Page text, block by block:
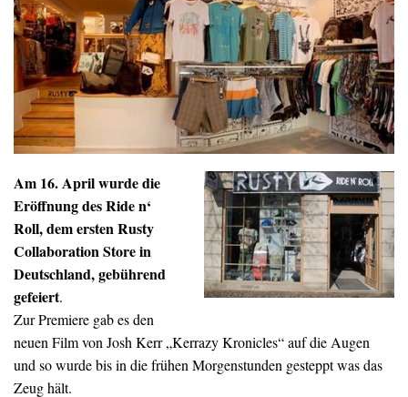
Am 16. April wurde die
Eröffnung des Ride n‘
Roll, dem ersten Rusty
Collaboration Store in
Deutschland, gebührend
gefeiert.
Zur Premiere gab es den
neuen Film von Josh Kerr „Kerrazy Kronicles“ auf die Augen
und so wurde bis in die frühen Morgenstunden gesteppt was das
Zeug hält.